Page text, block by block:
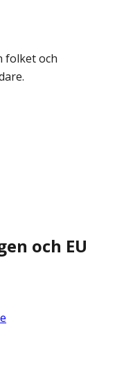
folket och
och EU